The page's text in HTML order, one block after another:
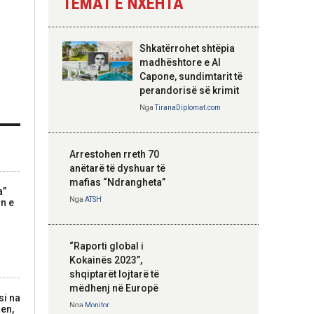
e
na
Hoxha takim me
zyrtarë të lartë të
DASH: Angazhim i
përbashkët për
strategjik
Shkatërrohet shtëpia
madhështore e Al
Capone, sundimtarit të
perandorisë së krimit
NgaTiranaDiplomat.com
Arrestohen rreth 70
anëtarë të dyshuar të
mafias “Ndrangheta”
Nga ATSH
“Raporti global i
Kokainës 2023”,
shqiptarët lojtarë të
mëdhenj në Europë
Nga Monitor